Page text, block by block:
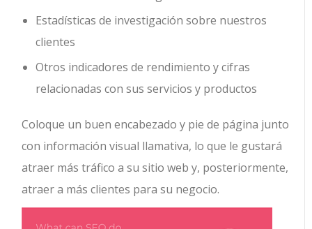
Estadísticas de investigación sobre nuestros
clientes
Otros indicadores de rendimiento y cifras
relacionadas con sus servicios y productos
Coloque un buen encabezado y pie de página junto
con información visual llamativa, lo que le gustará
atraer más tráfico a su sitio web y, posteriormente,
atraer a más clientes para su negocio.